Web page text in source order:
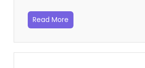
Read More